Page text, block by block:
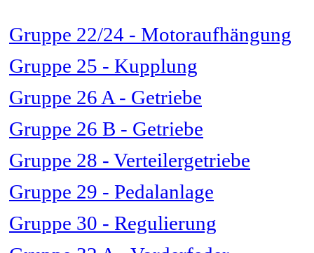
Gruppe 22/24 - Motoraufhängung
Gruppe 25 - Kupplung
Gruppe 26 A - Getriebe
Gruppe 26 B - Getriebe
Gruppe 28 - Verteilergetriebe
Gruppe 29 - Pedalanlage
Gruppe 30 - Regulierung